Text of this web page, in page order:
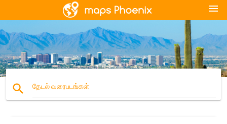
menu
search தேடல் வரைபடங்கள்